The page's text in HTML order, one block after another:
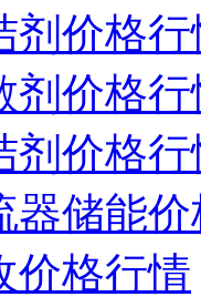
剂价格行
剂价格行
剂价格行
器储能
价格行情